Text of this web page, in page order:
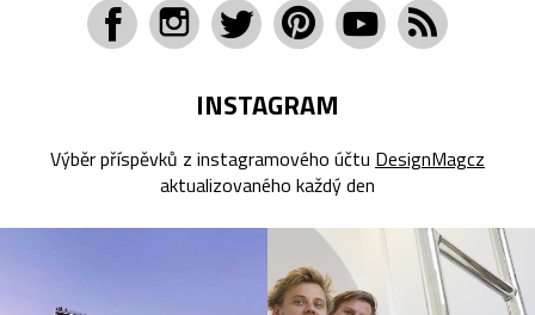
INSTAGRAM
Výběr příspěvků z instagramového účtu DesignMagcz
aktualizovaného každý den